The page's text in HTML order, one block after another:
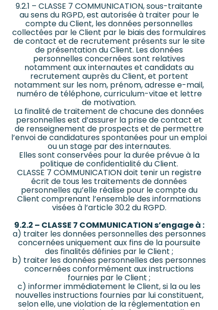
9.2.1 – CLASSE 7 COMMUNICATION, sous-traitante
au sens du RGPD, est autorisée à traiter pour le
compte du Client, les données personnelles
collectées par le Client par le biais des formulaires
de contact et de recrutement présents sur le site
de présentation du Client. Les données
personnelles concernées sont relatives
notamment aux internautes et candidats au
recrutement auprès du Client, et portent
notamment sur les nom, prénom, adresse e-mail,
numéro de téléphone, curriculum-vitae et lettre
de motivation.
La finalité de traitement de chacune des données
personnelles est d’assurer la prise de contact et
de renseignement de prospects et de permettre
l’envoi de candidatures spontanées pour un emploi
ou un stage par des internautes.
Elles sont conservées pour la durée prévue à la
politique de confidentialité du Client.
CLASSE 7 COMMUNICATION doit tenir un registre
écrit de tous les traitements de données
personnelles qu’elle réalise pour le compte du
Client comprenant l’ensemble des informations
visées à l’article 30.2 du RGPD.
9.2.2 – CLASSE 7 COMMUNICATION s’engage à :
a) traiter les données personnelles des personnes
concernées uniquement aux fins de la poursuite
des finalités définies par le Client ;
b) traiter les données personnelles des personnes
concernées conformément aux instructions
fournies par le Client ;
c) informer immédiatement le Client, si la ou les
nouvelles instructions fournies par lui constituent,
selon elle, une violation de la réglementation en